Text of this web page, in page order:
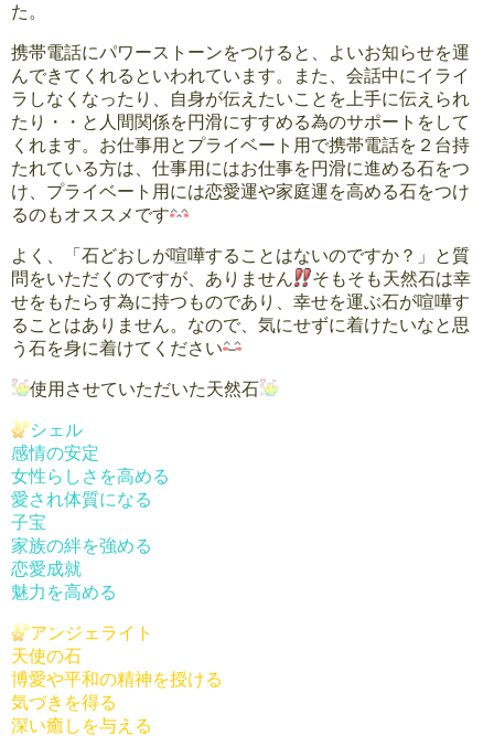
た。
携帯電話にパワーストーンをつけると、よいお知らせを運
んできてくれるといわれています。また、会話中にイライ
ラしなくなったり、自身が伝えたいことを上手に伝えられ
たり・・と人間関係を円滑にすすめる為のサポートをして
くれます。お仕事用とプライベート用で携帯電話を２台持
たれている方は、仕事用にはお仕事を円滑に進める石をつ
け、プライベート用には恋愛運や家庭運を高める石をつけ
るのもオススメです
よく、「石どおしが喧嘩することはないのですか？」と質
問をいただくのですが、ありません
そもそも天然石は幸
せをもたらす為に持つものであり、幸せを運ぶ石が喧嘩す
ることはありません。なので、気にせずに着けたいなと思
う石を身に着けてください
使用させていただいた天然石
シェル
感情の安定
女性らしさを高める
愛され体質になる
子宝
家族の絆を強める
恋愛成就
魅力を高める
アンジェライト
天使の石
博愛や平和の精神を授ける
気づきを得る
深い癒しを与える